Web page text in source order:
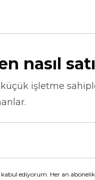
nasıl
küçük işletme
ediyorum. Her an